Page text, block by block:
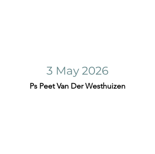
3 May 2026
Ps Peet Van Der Westhuizen